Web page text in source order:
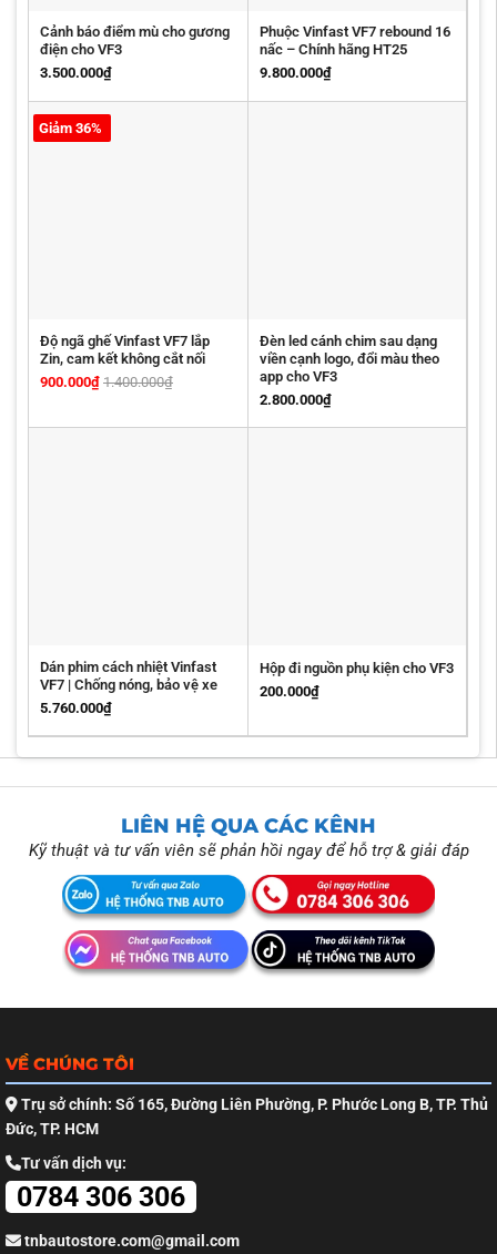
Cảnh báo điểm mù cho gương
điện cho VF3
3.500.000₫
Phuộc Vinfast VF7 rebound 16
nấc – Chính hãng HT25
9.800.000₫
Giảm 36%
Độ ngã ghế Vinfast VF7 lắp
Zin, cam kết không cắt nối
900.000₫ 1.400.000₫
Đèn led cánh chim sau dạng
viền cạnh logo, đổi màu theo
app cho VF3
2.800.000₫
Dán phim cách nhiệt Vinfast
VF7 | Chống nóng, bảo vệ xe
5.760.000₫
Hộp đi nguồn phụ kiện cho VF3
200.000₫
LIÊN HỆ QUA CÁC KÊNH
Kỹ thuật và tư vấn viên sẽ phản hồi ngay để hỗ trợ & giải đáp
VỀ CHÚNG TÔI
Trụ sở chính: Số 165, Đường Liên Phường, P. Phước Long B, TP. Thủ
Đức, TP. HCM
Tư vấn dịch vụ:
0784 306 306
tnbautostore.com@gmail.com